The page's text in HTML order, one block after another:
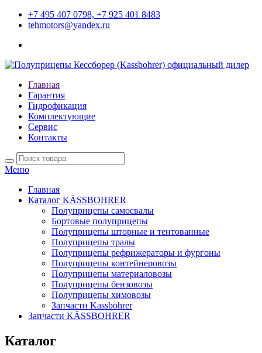
+7 495 407 0798, +7 925 401 8483
tehmotors@yandex.ru
Главная
Гарантия
Гидрофикация
Комплектующие
Сервис
Контакты
Меню
Главная
Каталог KÄSSBOHRER
Полуприцепы самосвалы
Бортовые полуприцепы
Полуприцепы шторные и тентованные
Полуприцепы тралы
Полуприцепы рефрижераторы и фургоны
Полуприцепы контейнеровозы
Полуприцепы материаловозы
Полуприцепы бензовозы
Полуприцепы химовозы
Запчасти Kassbohrer
Запчасти KÄSSBOHRER
Каталог